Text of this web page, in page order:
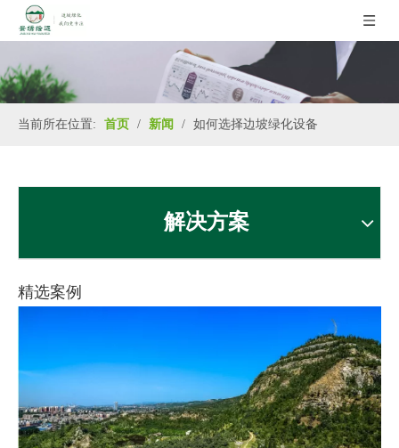
当前所在位置: 首页 / 新闻 / 如何选择边坡绿化设备
解决方案
精选案例